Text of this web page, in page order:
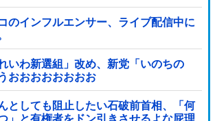
のインフルエンサー、ライブ配信中に
いわ新選組」改め、新党「いのちの
おおおおおおおお
としても阻止したい石破前首相、「何